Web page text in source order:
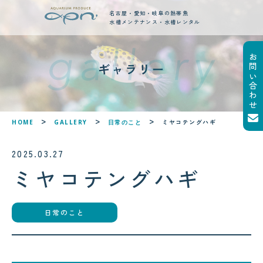
名古屋・愛知・岐阜の熱帯魚
水槽メンテナンス・水槽レンタル
new posts
最新ブログ記事
2026.08.05
お問い合わせ
ギャラリー
HOME GALLERY 日常のこと ミヤコテングハギ
2025.03.27
ミヤコテングハギ
日常のこと